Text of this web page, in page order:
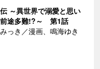
～異世界で溺愛と思い
前途多難!?～ 第1話
っき／漫画、鳴海ゆき